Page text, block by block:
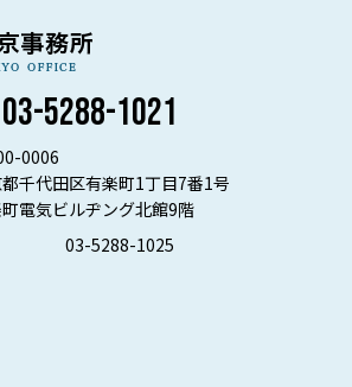
03-5288-1021
0006
千代田区有楽町1丁目7番1号
電気ビルヂング北館9階
03-5288-1025